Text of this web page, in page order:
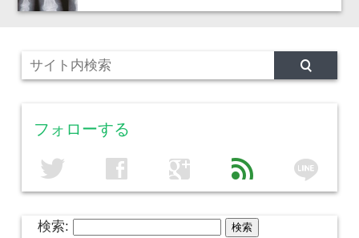
フォローする
twitter facebook google feed line
検索: